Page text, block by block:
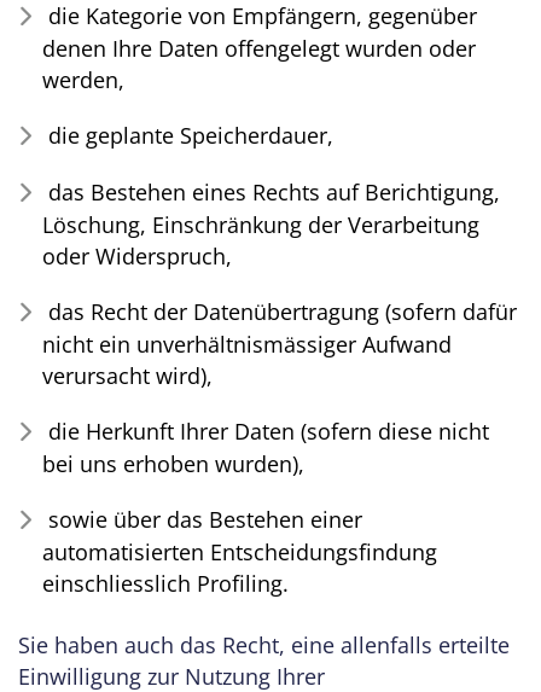
die Kategorie von Empfängern, gegenüber
denen Ihre Daten offengelegt wurden oder
werden,
die geplante Speicherdauer,
das Bestehen eines Rechts auf Berichtigung,
Löschung, Einschränkung der Verarbeitung
oder Widerspruch,
das Recht der Datenübertragung (sofern dafür
nicht ein unverhältnismässiger Aufwand
verursacht wird),
die Herkunft Ihrer Daten (sofern diese nicht
bei uns erhoben wurden),
sowie über das Bestehen einer
automatisierten Entscheidungsfindung
einschliesslich Profiling.
Sie haben auch das Recht, eine allenfalls erteilte
Einwilligung zur Nutzung Ihrer